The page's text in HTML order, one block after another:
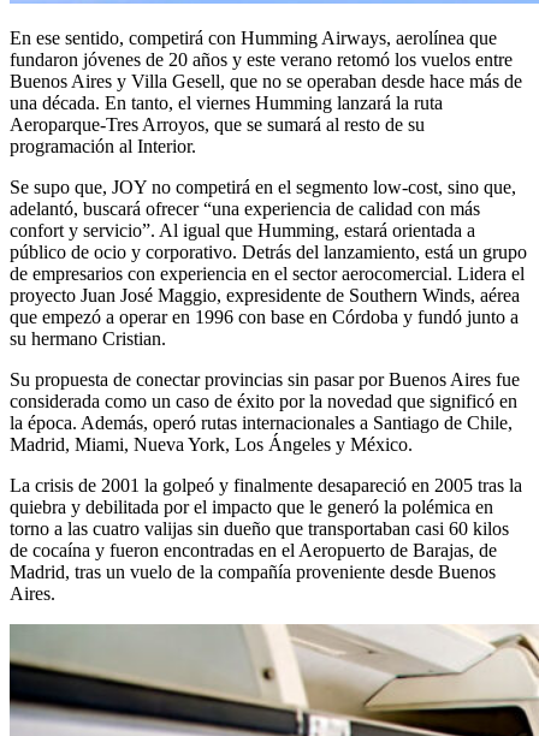
En ese sentido, competirá con Humming Airways, aerolínea que
fundaron jóvenes de 20 años y este verano retomó los vuelos entre
Buenos Aires y Villa Gesell, que no se operaban desde hace más de
una década. En tanto, el viernes Humming lanzará la ruta
Aeroparque-Tres Arroyos, que se sumará al resto de su
programación al Interior.
Se supo que, JOY no competirá en el segmento low-cost, sino que,
adelantó, buscará ofrecer “una experiencia de calidad con más
confort y servicio”. Al igual que Humming, estará orientada a
público de ocio y corporativo. Detrás del lanzamiento, está un grupo
de empresarios con experiencia en el sector aerocomercial. Lidera el
proyecto Juan José Maggio, expresidente de Southern Winds, aérea
que empezó a operar en 1996 con base en Córdoba y fundó junto a
su hermano Cristian.
Su propuesta de conectar provincias sin pasar por Buenos Aires fue
considerada como un caso de éxito por la novedad que significó en
la época. Además, operó rutas internacionales a Santiago de Chile,
Madrid, Miami, Nueva York, Los Ángeles y México.
La crisis de 2001 la golpeó y finalmente desapareció en 2005 tras la
quiebra y debilitada por el impacto que le generó la polémica en
torno a las cuatro valijas sin dueño que transportaban casi 60 kilos
de cocaína y fueron encontradas en el Aeropuerto de Barajas, de
Madrid, tras un vuelo de la compañía proveniente desde Buenos
Aires.